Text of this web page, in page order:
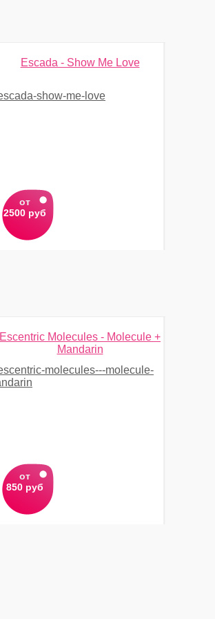
Escada - Show Me Love
от
2500 руб
Escentric Molecules - Molecule +
Mandarin
от
850 руб